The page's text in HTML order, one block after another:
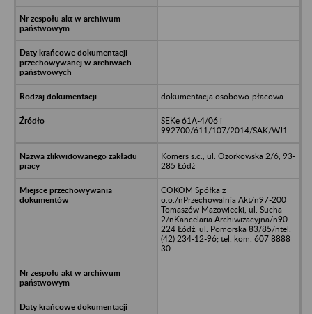
dokumentacja osobowo-płacowa
SEKe 61A-4/06 i
992700/611/107/2014/SAK/WJ1
Komers s.c., ul. Ozorkowska 2/6, 93-
285 Łódź
COKOM Spółka z
o.o./nPrzechowalnia Akt/n97-200
Tomaszów Mazowiecki, ul. Sucha
2/nKancelaria Archiwizacyjna/n90-
224 Łódź, ul. Pomorska 83/85/ntel.
(42) 234-12-96; tel. kom. 607 8888
30